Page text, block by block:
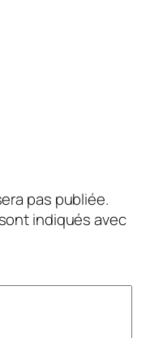
pas publiée.
indiqués avec